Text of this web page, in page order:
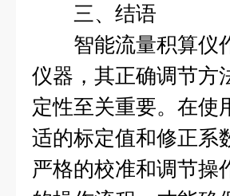
三、结语
智能流量积算仪作
仪器，其正确调节方
定性至关重要。在使
适的标定值和修正系
严格的校准和调节操